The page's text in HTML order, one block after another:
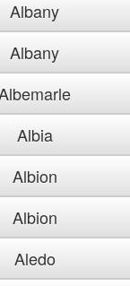
Albany
Albany
Albia
Albion
Albion
Aledo